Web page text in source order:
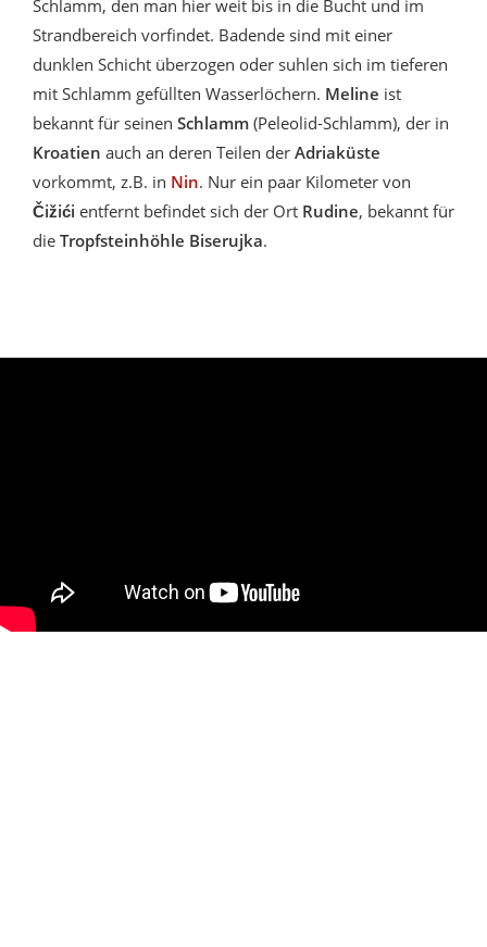
Schlamm, den man hier weit bis in die Bucht und im
Strandbereich vorfindet. Badende sind mit einer
dunklen Schicht überzogen oder suhlen sich im tieferen
mit Schlamm gefüllten Wasserlöchern. Meline ist
bekannt für seinen Schlamm (Peleolid-Schlamm), der in
Kroatien auch an deren Teilen der Adriaküste
vorkommt, z.B. in Nin. Nur ein paar Kilometer von
Čižići entfernt befindet sich der Ort Rudine, bekannt für
die Tropfsteinhöhle Biserujka.